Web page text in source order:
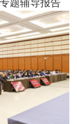
题辅导报告